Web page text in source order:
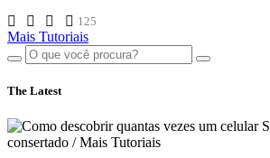
125
Mais Tutoriais
The Latest